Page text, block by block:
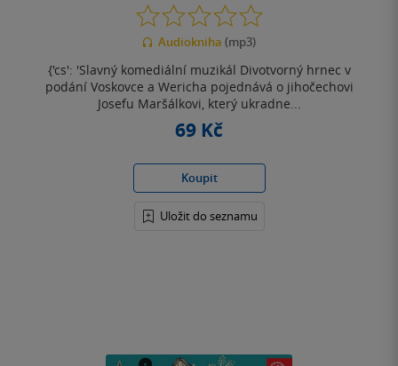
0.0
z
5
Audiokniha (mp3)
{'cs': 'Slavný komediální muzikál Divotvorný hrnec v
podání Voskovce a Wericha pojednává o jihočechovi
Josefu Maršálkovi, který ukradne...
69 Kč
Koupit
Uložit do seznamu